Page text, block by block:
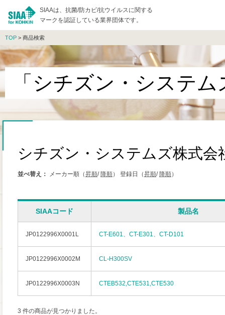
SIAAは、抗菌/防カビ/抗ウイルスに関する
マークを認証している業界団体です。
TOP > 商品検索
「シチズン・システ
シチズン・システムズ株式会
並べ替え： メーカー順（昇順/ 降順） 登録日（昇順/ 降順）
SIAAコード 製品名
JP0122996X0001L CT-E601、CT-E301、CT-D101
JP0122996X0002M CL-H300SV
JP0122996X0003N CTEB532,CTE531,CTE530
3 件の商品が見つかりました。